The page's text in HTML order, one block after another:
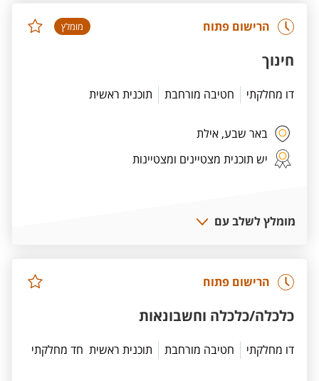
מומלץ הרישום פתוח
חינוך
דו מחלקתי חטיבה מורחבת תוכנית ראשית
באר שבע, אילת
יש תוכנית מצטיינים ומצטיינות
מומלץ לשלב עם
הרישום פתוח
כלכלה/כלכלה וחשבונאות
דו מחלקתי חטיבה מורחבת תוכנית ראשית חד מחלקתי